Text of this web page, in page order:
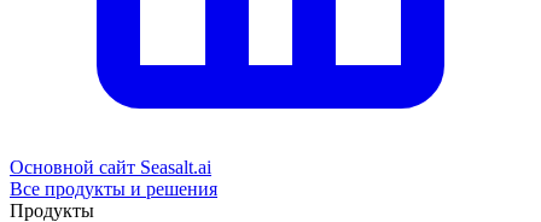
Основной сайт Seasalt.ai
Все продукты и решения
Продукты